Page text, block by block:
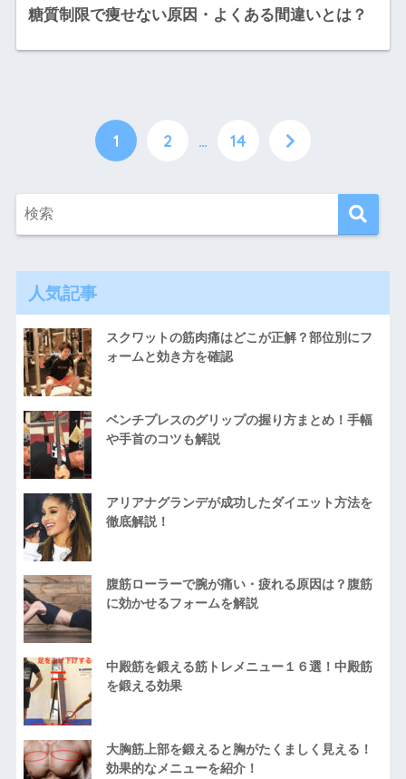
糖質制限で痩せない原因・よくある間違いとは？
1 2 … 14
人気記事
スクワットの筋肉痛はどこが正解？部位別にフ
ォームと効き方を確認
ベンチプレスのグリップの握り方まとめ！手幅
や手首のコツも解説
アリアナグランデが成功したダイエット方法を
徹底解説！
腹筋ローラーで腕が痛い・疲れる原因は？腹筋
に効かせるフォームを解説
中殿筋を鍛える筋トレメニュー１６選！中殿筋
を鍛える効果
大胸筋上部を鍛えると胸がたくましく見える！
効果的なメニューを紹介！